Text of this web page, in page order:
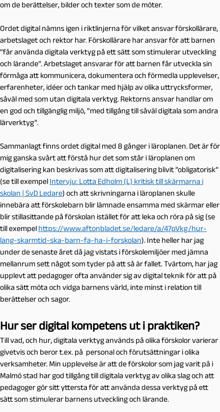
om de berättelser, bilder och texter som de möter.
Ordet digital nämns igen i riktlinjerna för vilket ansvar förskollärare,
arbetslaget och rektor har. Förskollärare har ansvar för att barnen
”får använda digitala verktyg på ett sätt som stimulerar utveckling
och lärande”. Arbetslaget ansvarar för att barnen får utveckla sin
förmåga att kommunicera, dokumentera och förmedla upplevelser,
erfarenheter, idéer och tankar med hjälp av olika uttrycksformer,
såväl med som utan digitala verktyg. Rektorns ansvar handlar om
en god och tillgänglig miljö, ”med tillgång till såväl digitala som andra
lärverktyg”.
Sammanlagt finns ordet digital med 8 gånger i läroplanen. Det är för
mig ganska svårt att förstå hur det som står i läroplanen om
digitalisering kan beskrivas som att digitalisering blivit ”obligatorisk”
(se till exempel Intervju: Lotta Edholm (L) kritisk till skärmarna i
skolan | SvD Ledare) och att skrivningarna i läroplanen skulle
innebära att förskolebarn blir lämnade ensamma med skärmar eller
blir stillasittande på förskolan istället för att leka och röra på sig (se
till exempel https://www.aftonbladet.se/ledare/a/47pVkg/hur-
lang-skarmtid-ska-barn-fa-ha-i-forskolan). Inte heller har jag
under de senaste året då jag vistats i förskolemiljöer med jämna
mellanrum sett något som tyder på att så är fallet. Tvärtom, har jag
upplevt att pedagoger ofta använder sig av digital teknik för att på
olika sätt möta och vidga barnens värld, inte minst i relation till
berättelser och sagor.
Hur ser digital kompetens ut i praktiken?
Till vad, och hur, digitala verktyg används på olika förskolor varierar
givetvis och beror t.ex. på personal och förutsättningar i olika
verksamheter. Min upplevelse är att de förskolor som jag varit på i
Malmö stad har god tillgång till digitala verktyg av olika slag och att
pedagoger gör sitt yttersta för att använda dessa verktyg på ett
sätt som stimulerar barnens utveckling och lärande.